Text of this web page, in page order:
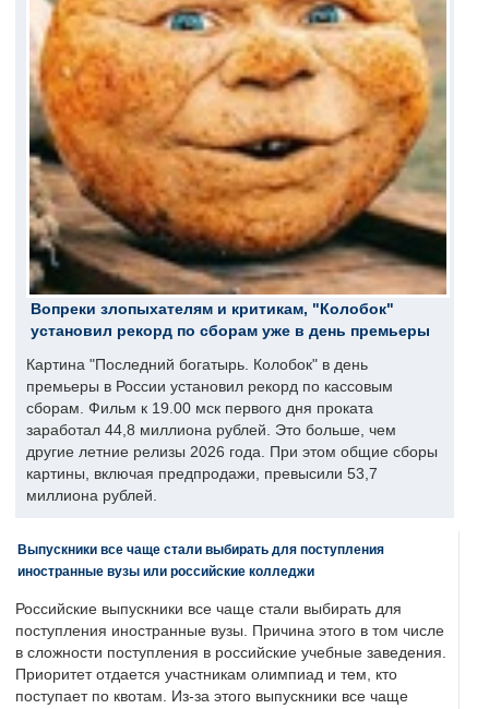
Вопреки злопыхателям и критикам, "Колобок"
установил рекорд по сборам уже в день премьеры
Картина "Последний богатырь. Колобок" в день
премьеры в России установил рекорд по кассовым
сборам. Фильм к 19.00 мск первого дня проката
заработал 44,8 миллиона рублей. Это больше, чем
другие летние релизы 2026 года. При этом общие сборы
картины, включая предпродажи, превысили 53,7
миллиона рублей.
Выпускники все чаще стали выбирать для поступления
иностранные вузы или российские колледжи
Российские выпускники все чаще стали выбирать для
поступления иностранные вузы. Причина этого в том числе
в сложности поступления в российские учебные заведения.
Приоритет отдается участникам олимпиад и тем, кто
поступает по квотам. Из-за этого выпускники все чаще